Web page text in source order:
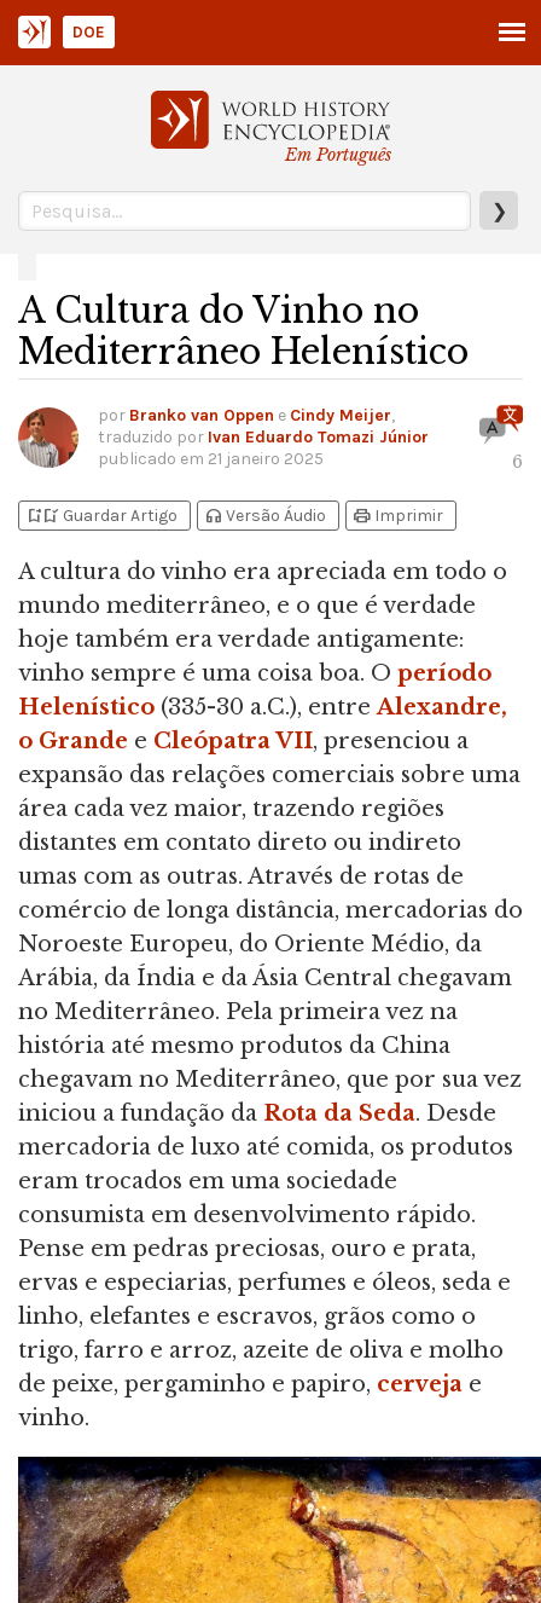
Em Português
❯
DOE
A Cultura do Vinho no
Mediterrâneo Helenístico
por Branko van Oppen e Cindy Meijer,
traduzido por Ivan Eduardo Tomazi Júnior
publicado em 21 janeiro 2025 6
bookmark_addbookmark_added Guardar Artigo headphones Versão Áudio print Imprimir
A cultura do vinho era apreciada em todo o
mundo mediterrâneo, e o que é verdade
hoje também era verdade antigamente:
vinho sempre é uma coisa boa. O período
Helenístico (335-30 a.C.), entreAlexandre,
o Grande e Cleópatra VII, presenciou a
expansão das relações comerciais sobre uma
área cada vez maior, trazendo regiões
distantes em contato direto ou indireto
umas com as outras. Através de rotas de
comércio de longa distância, mercadorias do
Noroeste Europeu, do Oriente Médio, da
Arábia, da Índia e da Ásia Central chegavam
no Mediterrâneo. Pela primeira vez na
história até mesmo produtos da China
chegavam no Mediterrâneo, que por sua vez
iniciou a fundação da Rota da Seda. Desde
mercadoria de luxo até comida, os produtos
eram trocados em uma sociedade
consumista em desenvolvimento rápido.
Pense em pedras preciosas, ouro e prata,
ervas e especiarias, perfumes e óleos, seda e
linho, elefantes e escravos, grãos como o
trigo, farro e arroz, azeite de oliva e molho
de peixe, pergaminho e papiro, cerveja e
vinho.